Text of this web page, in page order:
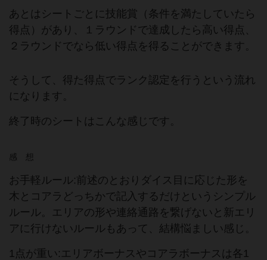
あとはシートごとに技能賞（条件を満たしていたら
得点）があり、１ラウンドで達成したら高い得点、
２ラウンドでなら低い得点を得ることができます。
そうして、得た得点でランク認定を行うという流れ
になります。
終了時のシートはこんな感じです。
感 想
お手軽ルール:前述のとおりダイス目に応じた形を
木とコアラどっちかで記入するだけというシンプル
ルール。エリアの形や連絡通路を繋げないと新エリ
アに行けないルールもあって、結構悩ましい感じ。
1点が重い:エリアボーナスやコアラボーナスは各1